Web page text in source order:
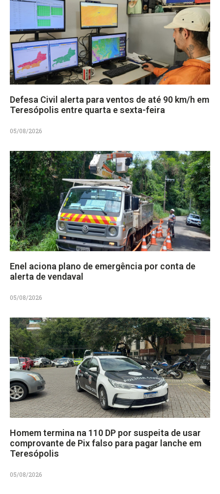
Defesa Civil alerta para ventos de até 90 km/h em
Teresópolis entre quarta e sexta-feira
05/08/2026
Enel aciona plano de emergência por conta de
alerta de vendaval
05/08/2026
Homem termina na 110 DP por suspeita de usar
comprovante de Pix falso para pagar lanche em
Teresópolis
05/08/2026